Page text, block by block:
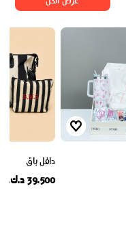
دافل باق
39.500 د.ك.